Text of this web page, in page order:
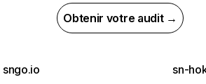
Obtenir votre audit →
sngo.io sn-